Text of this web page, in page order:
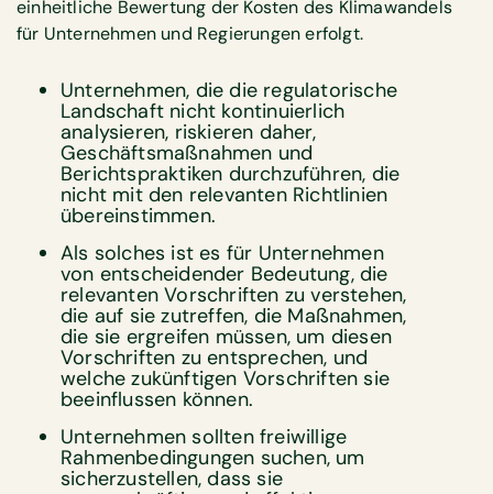
einheitliche Bewertung der Kosten des Klimawandels
für Unternehmen und Regierungen erfolgt.
Unternehmen, die die regulatorische
Landschaft nicht kontinuierlich
analysieren, riskieren daher,
Geschäftsmaßnahmen und
Berichtspraktiken durchzuführen, die
nicht mit den relevanten Richtlinien
übereinstimmen.
Als solches ist es für Unternehmen
von entscheidender Bedeutung, die
relevanten Vorschriften zu verstehen,
die auf sie zutreffen, die Maßnahmen,
die sie ergreifen müssen, um diesen
Vorschriften zu entsprechen, und
welche zukünftigen Vorschriften sie
beeinflussen können.
Unternehmen sollten freiwillige
Rahmenbedingungen suchen, um
sicherzustellen, dass sie